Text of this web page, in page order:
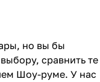
но вы бы
сравнить те
Шоу-руме. У нас